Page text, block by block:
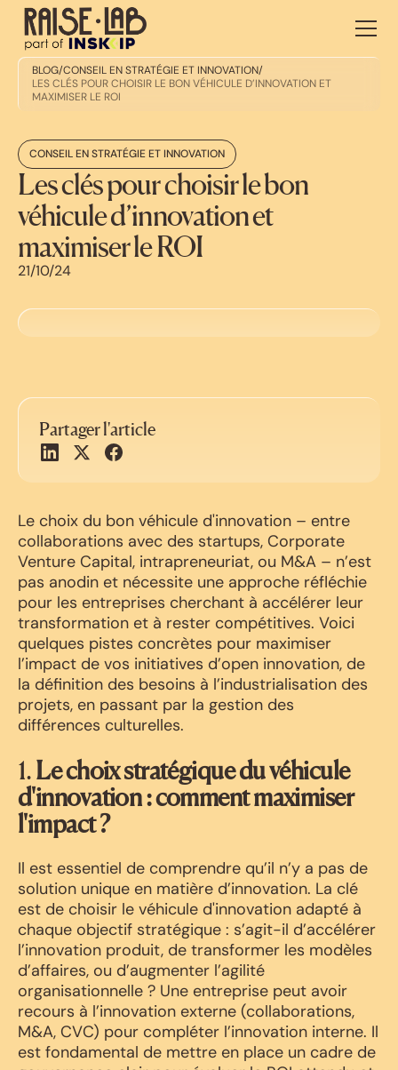
BLOG/CONSEIL EN STRATÉGIE ET INNOVATION/
LES CLÉS POUR CHOISIR LE BON VÉHICULE D’INNOVATION ET
MAXIMISER LE ROI
CONSEIL EN STRATÉGIE ET INNOVATION
Les clés pour choisir le bon
véhicule d’innovation et
maximiser le ROI
21/10/24
Partager l'article
Le choix du bon véhicule d'innovation – entre
collaborations avec des startups, Corporate
Venture Capital, intrapreneuriat, ou M&A – n’est
pas anodin et nécessite une approche réfléchie
pour les entreprises cherchant à accélérer leur
transformation et à rester compétitives. Voici
quelques pistes concrètes pour maximiser
l’impact de vos initiatives d’open innovation, de
la définition des besoins à l’industrialisation des
projets, en passant par la gestion des
différences culturelles.
1.Le choix stratégique du véhicule
d'innovation : comment maximiser
l'impact ?
Il est essentiel de comprendre qu’il n’y a pas de
solution unique en matière d’innovation. La clé
est de choisir le véhicule d'innovation adapté à
chaque objectif stratégique : s’agit-il d’accélérer
l’innovation produit, de transformer les modèles
d’affaires, ou d’augmenter l’agilité
organisationnelle ? Une entreprise peut avoir
recours à l’innovation externe (collaborations,
M&A, CVC) pour compléter l’innovation interne. Il
est fondamental de mettre en place un cadre de